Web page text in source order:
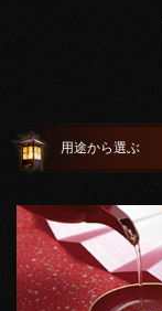
用途から選ぶ